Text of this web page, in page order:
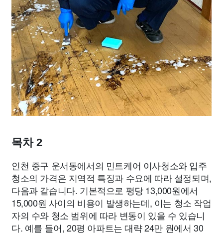
목차 2
인천 중구 운서동에서의 민트케어 이사청소와 입주
청소의 가격은 지역적 특징과 수요에 따라 설정되며,
다음과 같습니다. 기본적으로 평당 13,000원에서
15,000원 사이의 비용이 발생하는데, 이는 청소 작업
자의 수와 청소 범위에 따라 변동이 있을 수 있습니
다. 예를 들어, 20평 아파트는 대략 24만 원에서 30